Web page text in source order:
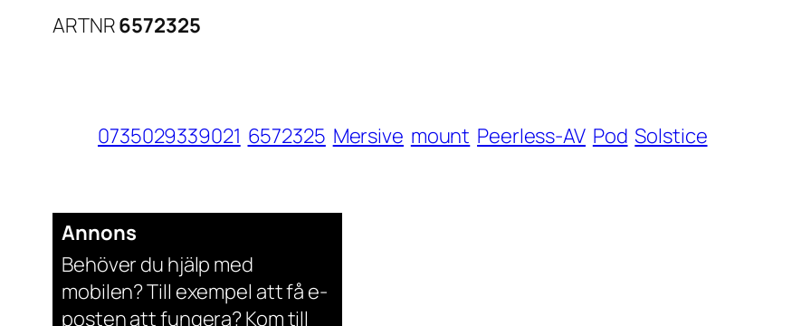
ARTNR6572325
0735029339021 6572325 Mersive mount Peerless-AV Pod Solstice
Annons
Behöver du hjälp med
mobilen? Till exempel att få e-
posten att fungera? Kom till